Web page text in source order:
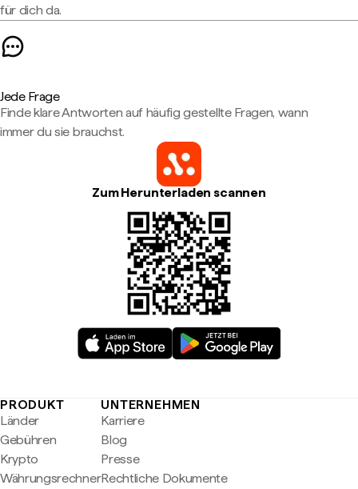
für dich da.
Jede Frage
Finde klare Antworten auf häufig gestellte Fragen, wann
immer du sie brauchst.
Zum Herunterladen scannen
PRODUKT
Länder
Gebühren
Krypto
Währungsrechner
UNTERNEHMEN
Karriere
Blog
Presse
Rechtliche Dokumente